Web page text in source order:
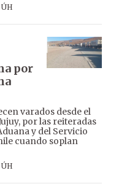
por
varados desde el
por las reiteradas
y del Servicio
cuando soplan